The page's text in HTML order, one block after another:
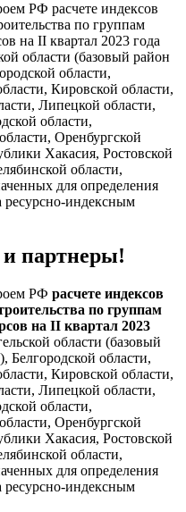
РФ расчете индексов
по группам
на II квартал 2023 года
области (базовый район
области,
Кировской области,
Липецкой области,
области,
Оренбургской
Хакасия, Ростовской
области,
для определения
ресурсно-индексным
партнеры!
РФ расчете индексов
по группам
на II квартал 2023
области (базовый
Белгородской области,
Кировской области,
Липецкой области,
области,
Оренбургской
Хакасия, Ростовской
области,
для определения
ресурсно-индексным